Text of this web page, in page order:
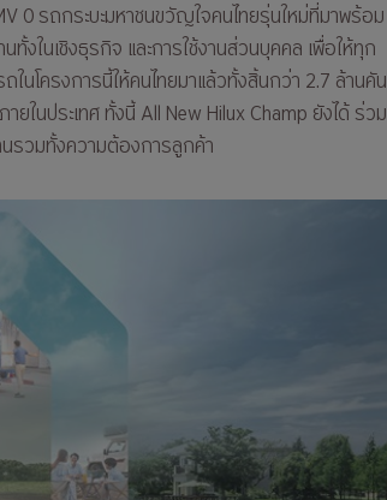
0 รถกระบะมหาชนขวัญใจคนไทยรุ่นใหม่ที่มาพร้อม
งในเชิงธุรกิจ และการใช้งานส่วนบุคคล เพื่อให้ทุก
ในโครงการนี้ให้คนไทยมาแล้วทั้งสิ้นกว่า 2.7 ล้านคัน
ในประเทศ ทั้งนี้ All New Hilux Champ ยังได้ ร่วม
รวมทั้งความต้องการลูกค้า